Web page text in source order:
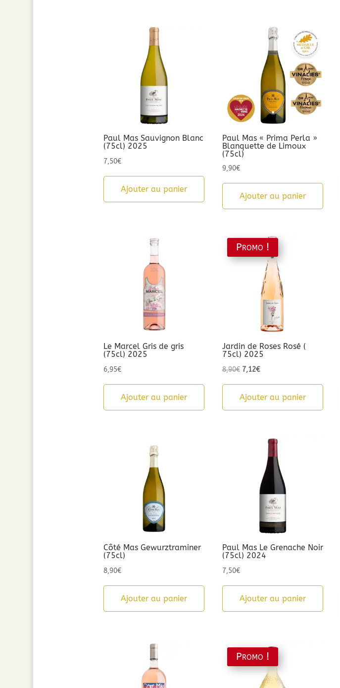
Paul Mas Sauvignon Blanc
(75cl) 2025
7,50€
Ajouter au panier
Paul Mas « Prima Perla »
Blanquette de Limoux
(75cl)
9,90€
Ajouter au panier
Le Marcel Gris de gris
(75cl) 2025
6,95€
Ajouter au panier
Promo !
Jardin de Roses Rosé (
75cl) 2025
8,90€ Le
initial
7,12€Le
actuel
Ajouter au panier
Côté Mas Gewurztraminer
(75cl)
8,90€
Ajouter au panier
Paul Mas Le Grenache Noir
(75cl) 2024
7,50€
Ajouter au panier
Promo !